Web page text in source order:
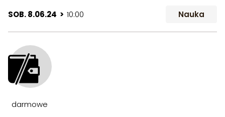
SOB. 8.06.24 > 10:00 Nauka
darmowe